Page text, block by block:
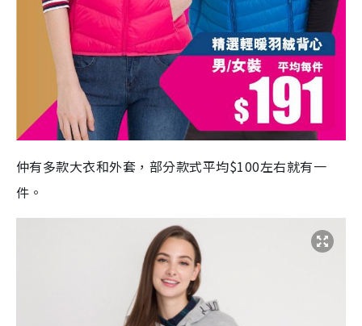
仲有多款大衣和外套，部分款式平均$100左右就有一
件。